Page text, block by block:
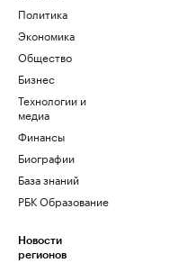
Политика
Экономика
Общество
Бизнес
Технологии и
медиа
Финансы
Биографии
База знаний
РБК Образование
Новости
регионов